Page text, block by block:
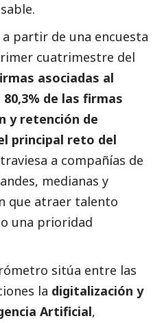
partir de una encuesta
cuatrimestre del
asociadas al
80,3% de las firmas
y retención de
principal reto del
a compañías de
medianas y
que atraer talento
una prioridad
sitúa entre las
la digitalización y
Artificial,